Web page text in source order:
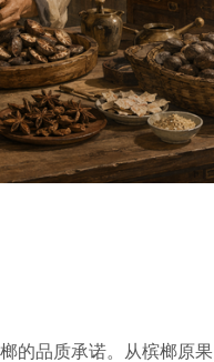
的品质承诺。从槟榔原